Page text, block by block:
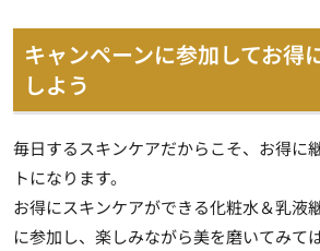
キャンペーンに参加してお得
しよう
毎日するスキンケアだからこそ、お得に
トになります。
お得にスキンケアができる化粧水＆乳液
に参加し、楽しみながら美を磨いてみて